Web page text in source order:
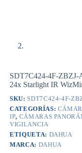
SDT7C424-4F-ZBZJ-
24x Starlight IR
SKU: SDT7C424-4F-
CATEGORÍAS:
IP, CÁMARAS
VIGILANCIA
ETIQUETA: DAHUA
MARCA: DAHUA